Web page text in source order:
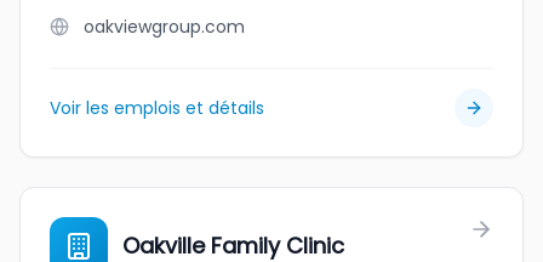
oakviewgroup.com
Voir les emplois et détails
Oakville Family Clinic